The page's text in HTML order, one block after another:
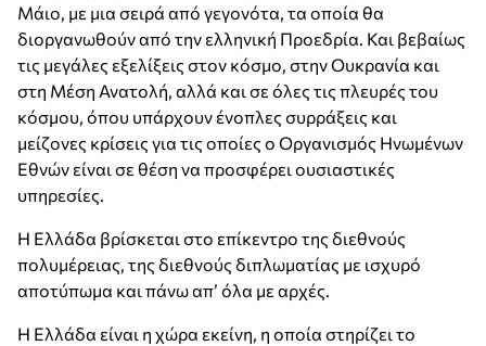
Μάιο, με μια σειρά από γεγονότα, τα οποία θα
διοργανωθούν από την ελληνική Προεδρία. Και βεβαίως
τις μεγάλες εξελίξεις στον κόσμο, στην Ουκρανία και
στη Μέση Ανατολή, αλλά και σε όλες τις πλευρές του
κόσμου, όπου υπάρχουν ένοπλες συρράξεις και
μείζονες κρίσεις για τις οποίες ο Οργανισμός Ηνωμένων
Εθνών είναι σε θέση να προσφέρει ουσιαστικές
υπηρεσίες.
Η Ελλάδα βρίσκεται στο επίκεντρο της διεθνούς
πολυμέρειας, της διεθνούς διπλωματίας με ισχυρό
αποτύπωμα και πάνω απ’ όλα με αρχές.
Η Ελλάδα είναι η χώρα εκείνη, η οποία στηρίζει το